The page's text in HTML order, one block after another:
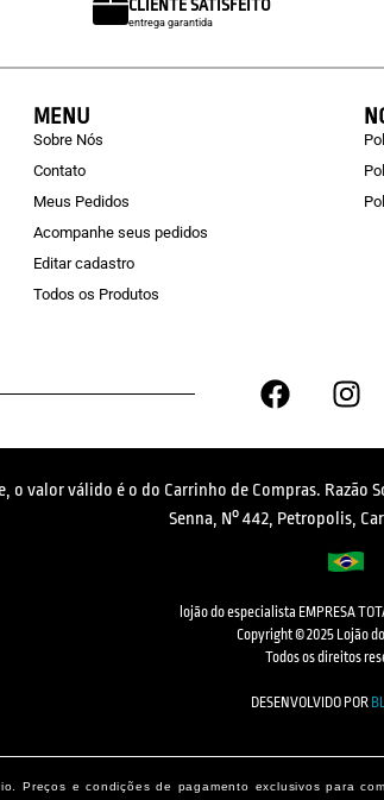
CLIENTE SATISFEITO
entrega garantida
MENU
Sobre Nós
Contato
Meus Pedidos
Acompanhe seus pedidos
Editar cadastro
Todos os Produtos
valor válido é o do Carrinho de Compras. Razão
Senna, N° 442, Petropolis,
lojão do especialista EMPRESA
Copyright © 2025 Lojão
Todos os direitos
DESENVOLVIDO POR
Preços e condições de pagamento exclusivos para